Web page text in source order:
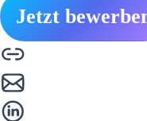
Jetzt